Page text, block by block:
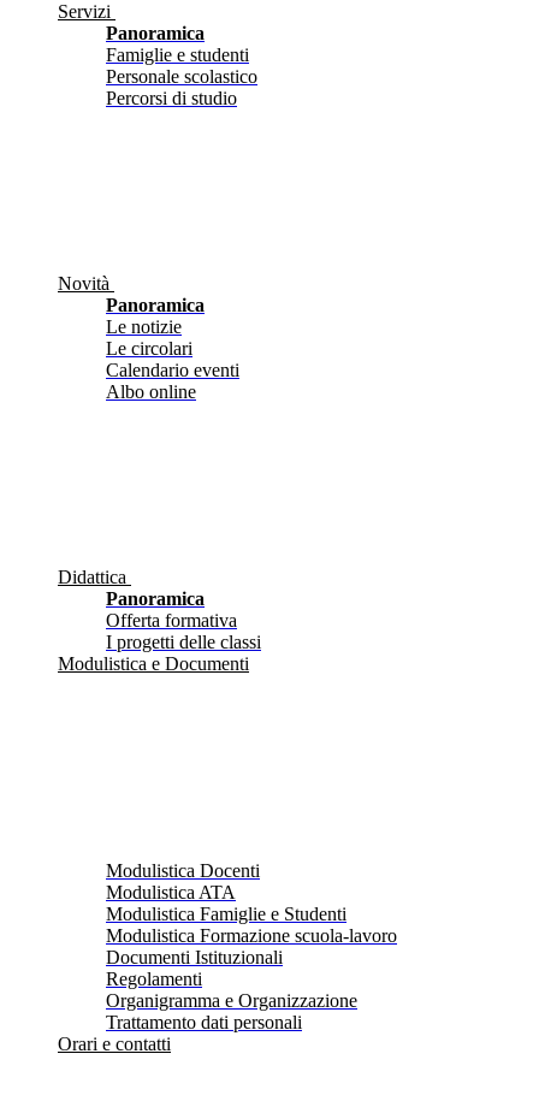
Servizi
Panoramica
Famiglie e studenti
Personale scolastico
Percorsi di studio
Novità
Panoramica
Le notizie
Le circolari
Calendario eventi
Albo online
Didattica
Panoramica
Offerta formativa
I progetti delle classi
Modulistica e Documenti
Modulistica Docenti
Modulistica ATA
Modulistica Famiglie e Studenti
Modulistica Formazione scuola-lavoro
Documenti Istituzionali
Regolamenti
Organigramma e Organizzazione
Trattamento dati personali
Orari e contatti